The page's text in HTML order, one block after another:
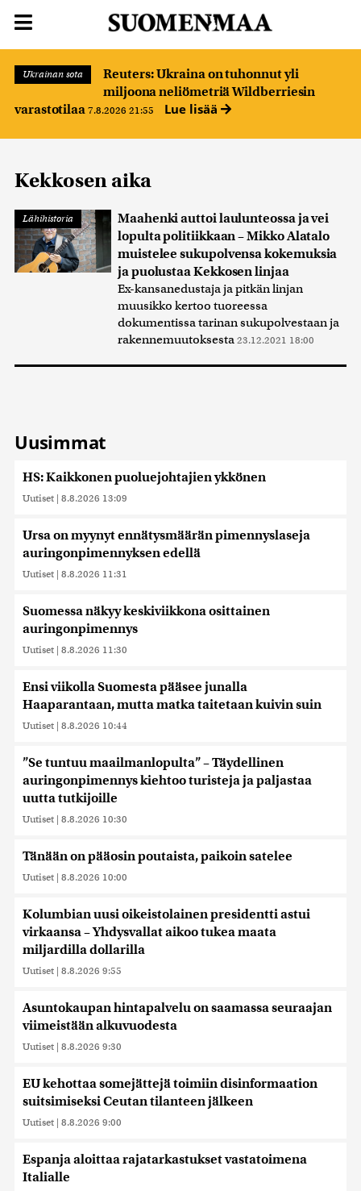
Ukrainan sota
Reuters: Ukraina on tuhonnut yli
miljoona neliömetriä Wildberriesin
varastotilaa 7.8.2026 21:55 Lue lisää
Kekkosen aika
Lähihistoria
Maahenki auttoi laulunteossa ja vei
lopulta politiikkaan – Mikko Alatalo
muistelee sukupolvensa kokemuksia
ja puolustaa Kekkosen linjaa
Ex-kansanedustaja ja pitkän linjan
muusikko kertoo tuoreessa
dokumentissa tarinan sukupolvestaan ja
rakennemuutoksesta 23.12.2021 18:00
Uusimmat
HS: Kaikkonen puoluejohtajien ykkönen
Uutiset | 8.8.2026 13:09
Ursa on myynyt ennätysmäärän pimennyslaseja
auringonpimennyksen edellä
Uutiset | 8.8.2026 11:31
Suomessa näkyy keskiviikkona osittainen
auringonpimennys
Uutiset | 8.8.2026 11:30
Ensi viikolla Suomesta pääsee junalla
Haaparantaan, mutta matka taitetaan kuivin suin
Uutiset | 8.8.2026 10:44
”Se tuntuu maailmanlopulta” – Täydellinen
auringonpimennys kiehtoo turisteja ja paljastaa
uutta tutkijoille
Uutiset | 8.8.2026 10:30
Tänään on pääosin poutaista, paikoin satelee
Uutiset | 8.8.2026 10:00
Kolumbian uusi oikeistolainen presidentti astui
virkaansa – Yhdysvallat aikoo tukea maata
miljardilla dollarilla
Uutiset | 8.8.2026 9:55
Asuntokaupan hintapalvelu on saamassa seuraajan
viimeistään alkuvuodesta
Uutiset | 8.8.2026 9:30
EU kehottaa somejättejä toimiin disinformaation
suitsimiseksi Ceutan tilanteen jälkeen
Uutiset | 8.8.2026 9:00
Espanja aloittaa rajatarkastukset vastatoimena
Italialle